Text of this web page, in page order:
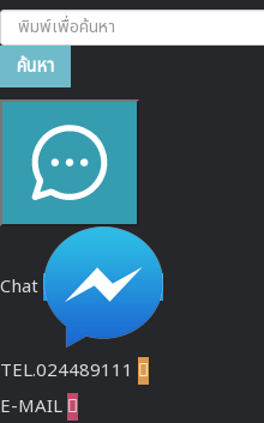
ค้นหา...
ค้นหา
Chat
TEL.024489111 
E-MAIL 